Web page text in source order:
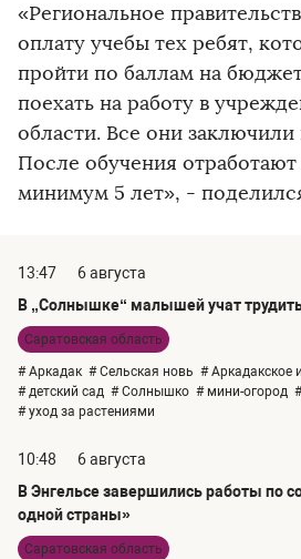
«Региональное
оплату учебы тех ребят,
пройти по баллам на
поехать на работу в
области. Все они заключили
После обучения
минимум 5 лет», -
13:47
6 августа
В „Солнышке“ малышей учат
Саратовская область
# Аркадак # Сельская новь # Аркадакское
# детский сад # Солнышко # мини-огород
# уход за растениями
10:48
6 августа
В Энгельсе завершились работы по
одной страны»
Саратовская область